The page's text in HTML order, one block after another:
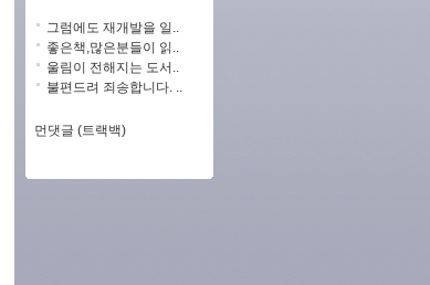
그럼에도 재개발을 일..
좋은책,많은분들이 읽..
울림이 전해지는 도서..
불편드려 죄송합니다. ..
먼댓글 (트랙백)